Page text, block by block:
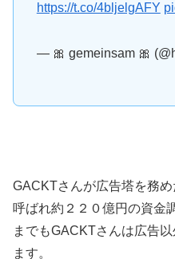
https://t.co/4bljelgAFY
— 🎀 gemeinsam 🎀
GACKTさんが広告塔を務
呼ばれ約２２０億円の資金
までもGACKTさんは広告
ます。